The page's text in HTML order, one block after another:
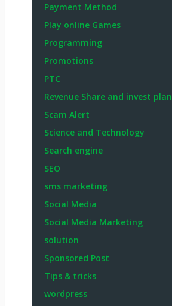
Payment Method
Play online Games
Programming
Promotions
PTC
Revenue Share and invest plan
Scam Alert
Science and Technology
Search engine
SEO
sms marketing
Social Media
Social Media Marketing
solution
Sponsored Post
Tips & tricks
wordpress